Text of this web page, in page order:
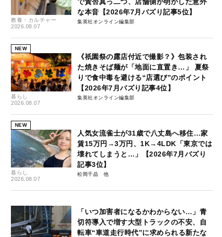
教養・カルチャー
2026.08.07
な本音【2026年7月バズり記事5位】
集英社オンライン編集部
NEW
暮らし
2026.08.07
《祇園祭の露店付近で撮影？》包装され
た焼きそば麺が「地面に直置き…」 夏祭
りで食中毒を避ける“店選び”のポイント
【2026年7月バズり記事4位】
集英社オンライン編集部
NEW
暮らし
2026.08.07
人気女流雀士が31歳で八丈島へ移住…家
賃15万円→3万円、1K→4LDK「東京では
壊れてしまうと…」【2026年7月バズり
記事3位】
松岡千晶
「いつ加害者になるかわからない…」青
切符導入で増す大型トラックの不安、自
転車“車道走行時代”に求められる新たな